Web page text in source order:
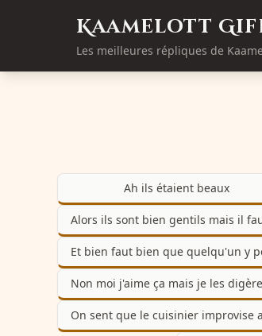
Kaamelott
Les meilleures répliques de
Ah ils étaient beaux